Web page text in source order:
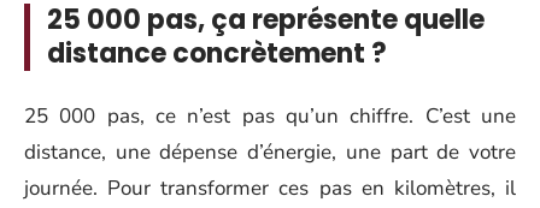
25 000 pas, ça représente quelle
distance concrètement ?
25 000 pas, ce n’est pas qu’un chiffre. C’est une
distance, une dépense d’énergie, une part de votre
journée. Pour transformer ces pas en kilomètres, il